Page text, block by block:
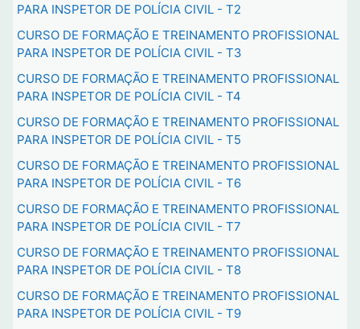
PARA INSPETOR DE POLÍCIA CIVIL - T2
CURSO DE FORMAÇÃO E TREINAMENTO PROFISSIONAL
PARA INSPETOR DE POLÍCIA CIVIL - T3
CURSO DE FORMAÇÃO E TREINAMENTO PROFISSIONAL
PARA INSPETOR DE POLÍCIA CIVIL - T4
CURSO DE FORMAÇÃO E TREINAMENTO PROFISSIONAL
PARA INSPETOR DE POLÍCIA CIVIL - T5
CURSO DE FORMAÇÃO E TREINAMENTO PROFISSIONAL
PARA INSPETOR DE POLÍCIA CIVIL - T6
CURSO DE FORMAÇÃO E TREINAMENTO PROFISSIONAL
PARA INSPETOR DE POLÍCIA CIVIL - T7
CURSO DE FORMAÇÃO E TREINAMENTO PROFISSIONAL
PARA INSPETOR DE POLÍCIA CIVIL - T8
CURSO DE FORMAÇÃO E TREINAMENTO PROFISSIONAL
PARA INSPETOR DE POLÍCIA CIVIL - T9